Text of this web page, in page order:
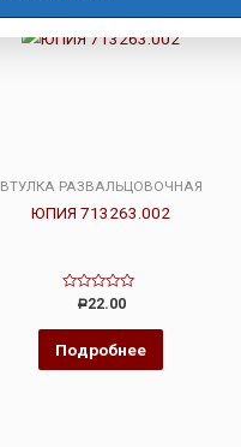
ВТУЛКА РАЗВАЛЬЦОВОЧНАЯ
ЮПИЯ 713263.002
Оценка
из
Р22.00
Подробнее